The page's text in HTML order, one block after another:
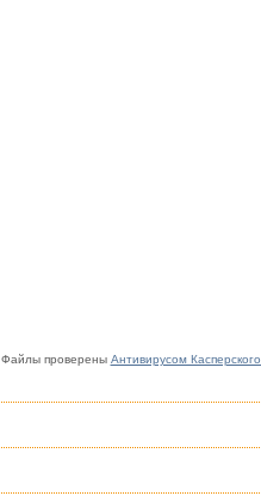
Файлы проверены Антивирусом Касперского